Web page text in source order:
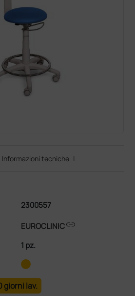
Informazioni tecniche |
2300557
EUROCLINIClink
1 pz.
giorni lav.